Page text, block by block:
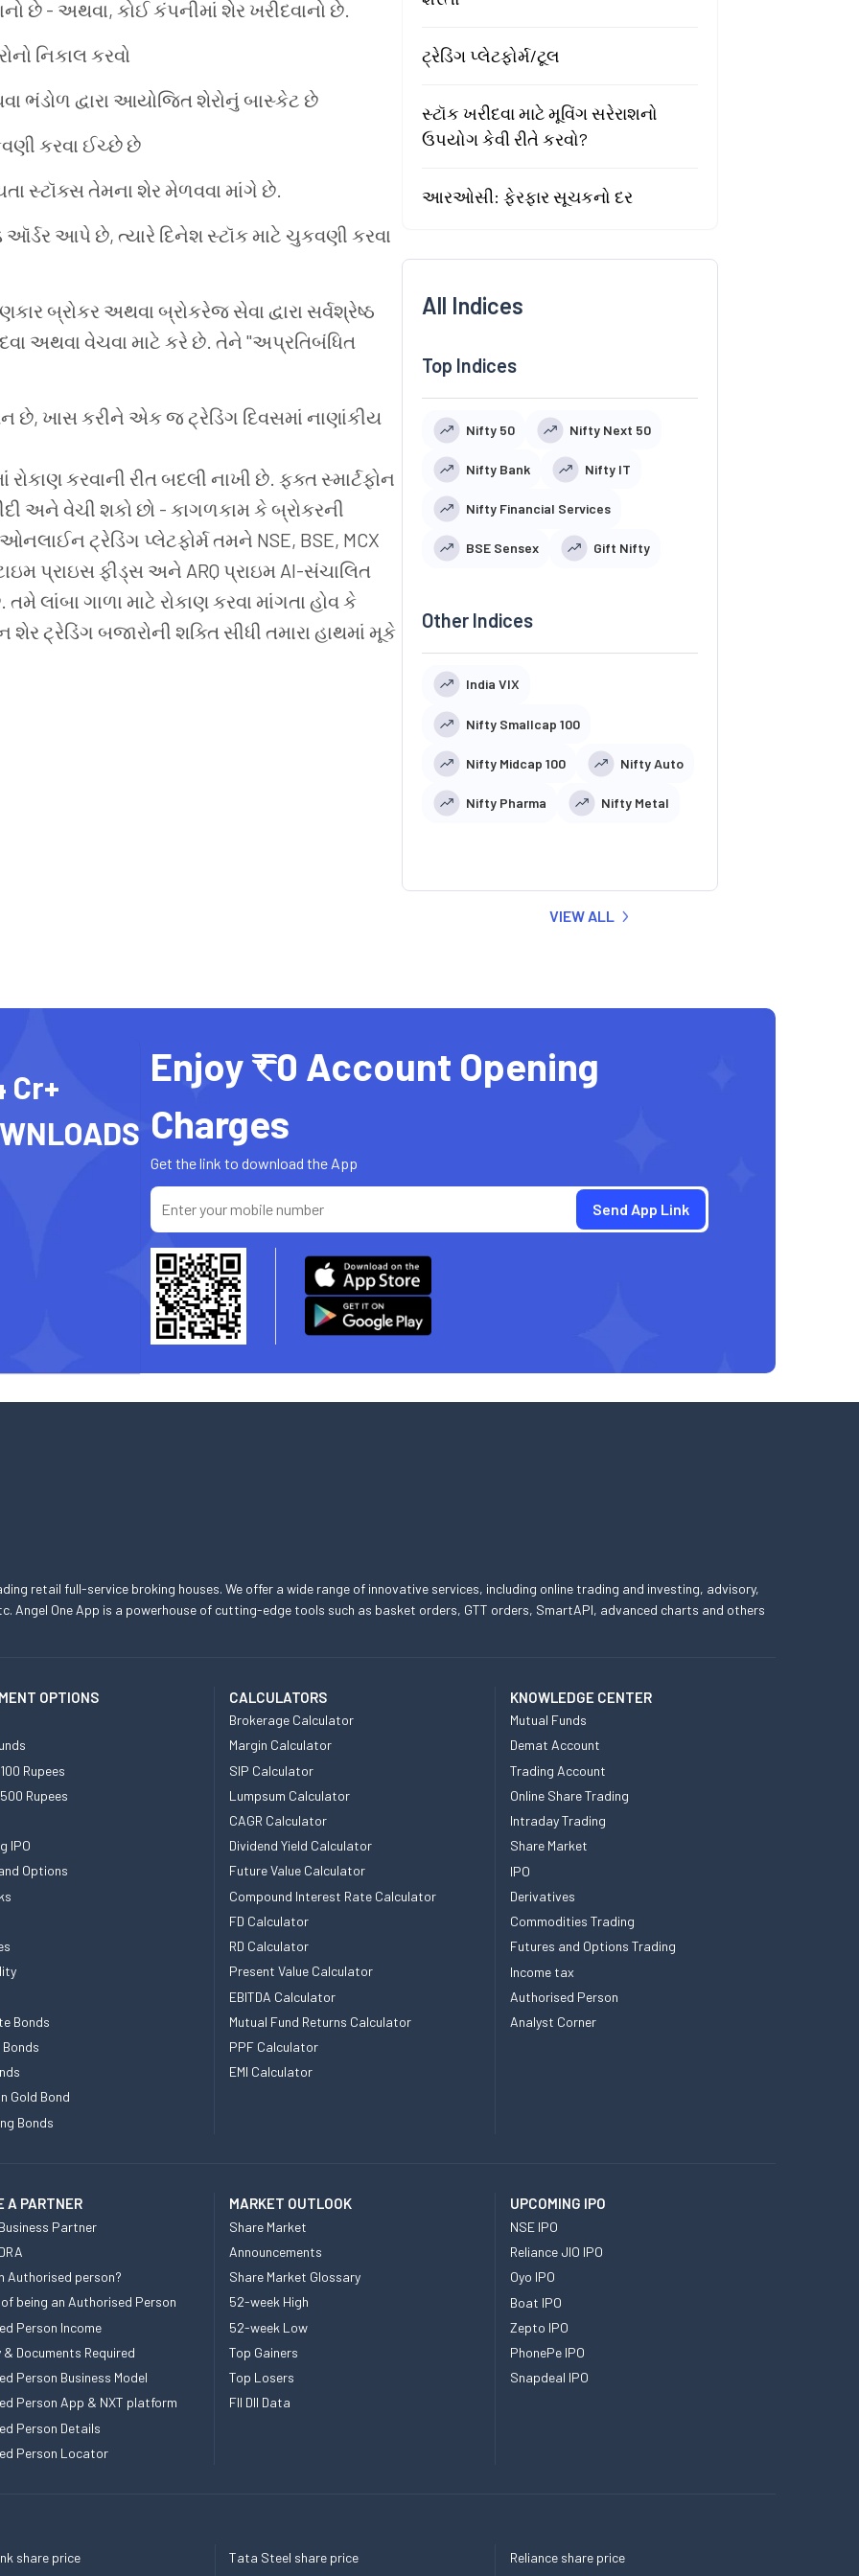
છે - અથવા, કોઈકંપનીમાં શેરખરીદવાનો છે.
નિકાલ કરવો
ભંડોળ દ્વારા આયોજિતશેરોનું બાસ્કેટ છે
કરવા ઈચ્છે છે
સ્ટૉક્સતેમના શેરમેળવવા માંગે છે.
ઑર્ડર આપે છે, ત્યારે દિનેશ સ્ટૉકમાટે ચુકવણી કરવા
બ્રોકર અથવા બ્રોકરેજ સેવા દ્વારા સર્વશ્રેષ્ઠ
અથવા વેચવા માટે કરે છે. તેને "અપ્રતિબંધિત
છે, ખાસકરીને એકજટ્રેડિંગ દિવસમાં નાણાંકીય
કરવાની રીત બદલી નાખી છે. ફક્ત સ્માર્ટફોન
અને વેચી શકો છો - કાગળકામ કે બ્રોકરની
ટ્રેડિંગ પ્લેટફોર્મ તમને NSE, BSE, MCX
પ્રાઇસ ફીડ્સ અને ARQ પ્રાઇમ AI-સંચાલિત
લાંબા ગાળા માટે રોકાણ કરવા માંગતા હોવ કે
ટ્રેડિંગ બજારોની શક્તિ સીધી તમારા હાથમાં મૂકે
ટ્રેડિંગ પ્લેટફોર્મ/ટૂલ
સ્ટૉક ખરીદવા માટે મૂવિંગ સરેરાશનો
ઉપયોગ કેવી રીતે કરવો?
આરઓસી: ફેરફાર સૂચકનો દર
All Indices
Top Indices
Nifty 50 Nifty Next 50
Nifty Bank Nifty IT
Nifty Financial Services
BSE Sensex Gift Nifty
Other Indices
India VIX
Nifty Smallcap 100
Nifty Midcap 100 Nifty Auto
Nifty Pharma Nifty Metal
VIEW ALL
Cr+
Enjoy ₹0 Account Opening
Charges
Get the link to download the App
retail full-service broking houses. We offer a wide range of innovative services, including online trading and investing, advisory,
One App is a powerhouse of cutting-edge tools such as basket orders, GTT orders, SmartAPI, advanced charts and others
OPTIONS
Rupees
Rupees
IPO
Options
Bonds
Gold Bond
Bonds
CALCULATORS
Brokerage Calculator
Margin Calculator
SIP Calculator
Lumpsum Calculator
CAGR Calculator
Dividend Yield Calculator
Future Value Calculator
Compound Interest Rate Calculator
FD Calculator
RD Calculator
Present Value Calculator
EBITDA Calculator
Mutual Fund Returns Calculator
PPF Calculator
EMI Calculator
KNOWLEDGE CENTER
Mutual Funds
Demat Account
Trading Account
Online Share Trading
Intraday Trading
Share Market
IPO
Derivatives
Commodities Trading
Futures and Options Trading
Income tax
Authorised Person
Analyst Corner
A PARTNER
Partner
Authorised person?
being an Authorised Person
Person Income
Documents Required
Person Business Model
Person App & NXT platform
Person Details
Person Locator
MARKET OUTLOOK
Share Market
Announcements
Share Market Glossary
52-week High
52-week Low
Top Gainers
Top Losers
FII DII Data
UPCOMING IPO
NSE IPO
Reliance JIO IPO
Oyo IPO
Boat IPO
Zepto IPO
PhonePe IPO
Snapdeal IPO
share price
Tata Steel share price
Reliance share price